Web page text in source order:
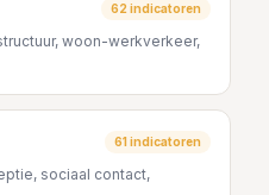
62 indicatoren
woon-werkverkeer,
61indicatoren
sociaal contact,